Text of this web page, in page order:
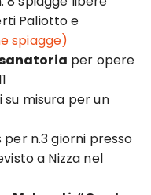
Paliotto e
spiagge)
per opere
misura per un
per n.3 giorni presso
a Nizza nel